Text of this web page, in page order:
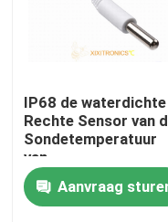
De Sonde van de
Waterdichte
Verdun Filmntc
IP68 de waterdichte
Rechte Sensor van
Sondetemperatuur
van
Thermohygrometer-
Vissentank mft-04
Reeksen
Aanvraag